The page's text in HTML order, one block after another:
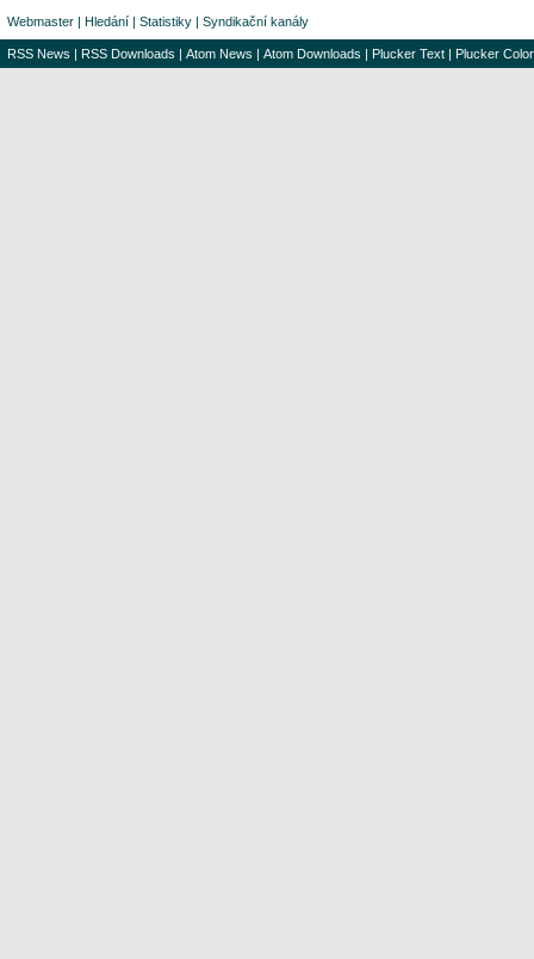
Webmaster | Hledání | Statistiky | Syndikační kanály
RSS News | RSS Downloads | Atom News | Atom Downloads | Plucker Text | Plucker Color